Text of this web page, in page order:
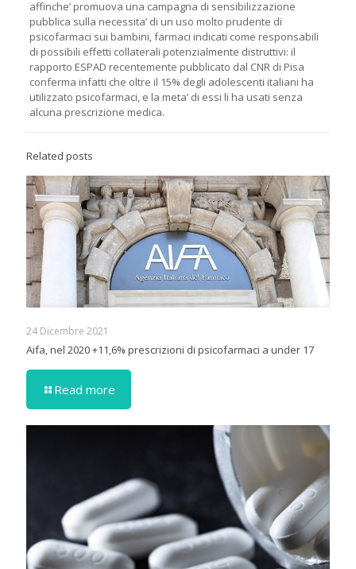
affinche’ promuova una campagna di sensibilizzazione
pubblica sulla necessita’ di un uso molto prudente di
psicofarmaci sui bambini, farmaci indicati come responsabili
di possibili effetti collaterali potenzialmente distruttivi: il
rapporto ESPAD recentemente pubblicato dal CNR di Pisa
conferma infatti che oltre il 15% degli adolescenti italiani ha
utilizzato psicofarmaci, e la meta’ di essi li ha usati senza
alcuna prescrizione medica.
Related posts
24 Dicembre 2021
Aifa, nel 2020 +11,6% prescrizioni di psicofarmaci a under 17
Read more